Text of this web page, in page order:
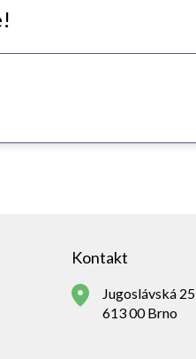
Kontakt
Jugoslávská 25,
613 00 Brno